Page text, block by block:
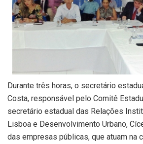
Durante três horas, o secretário
Costa, responsável pelo Comitê
secretário estadual das Relações
Lisboa e Desenvolvimento Urbano,
das empresas públicas, que atuam na